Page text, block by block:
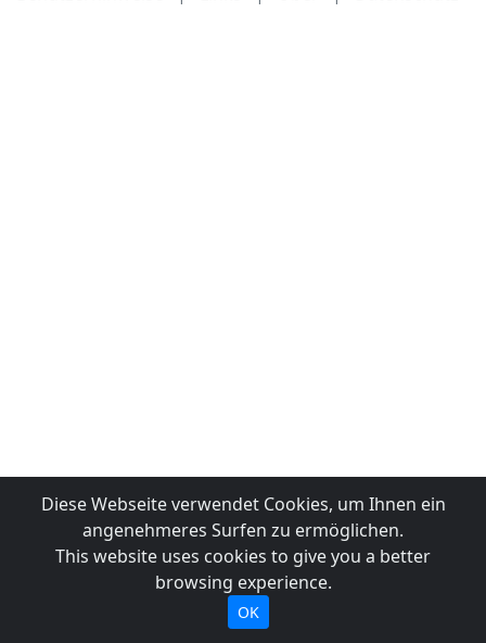
Diese Webseite verwendet Cookies, um Ihnen ein
angenehmeres Surfen zu ermöglichen.
This website uses cookies to give you a better
browsing experience.
OK